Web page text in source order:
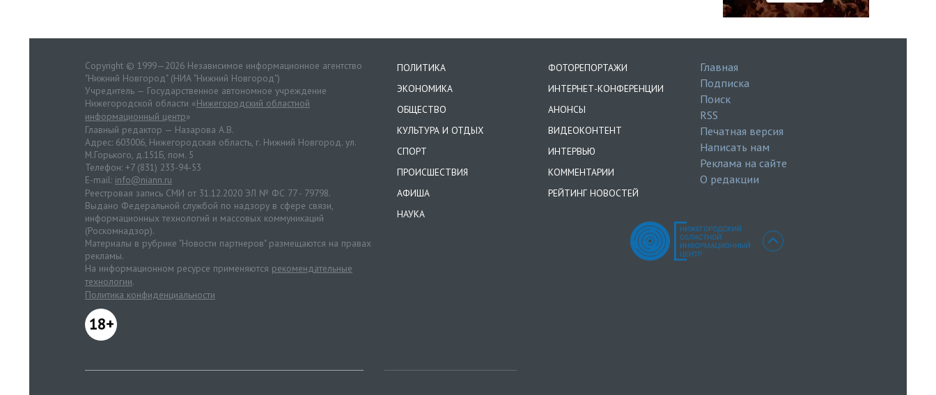
Copyright © 1999—2026 Независимое информационное агентство
"Нижний Новгород" (НИА "Нижний Новгород")
Учредитель — Государственное автономное учреждение
Нижегородской области «Нижегородский областной
информационный центр»
Главный редактор — Назарова А.В.
Адрес: 603006, Нижегородская область, г. Нижний Новгород. ул.
М.Горького, д.151Б, пом. 5
Телефон: +7 (831) 233-94-53
E-mail: info@niann.ru
Реестровая запись СМИ от 31.12.2020 ЭЛ № ФС 77 - 79798.
Выдано Федеральной службой по надзору в сфере связи,
информационных технологий и массовых коммуникаций
(Роскомнадзор).
Материалы в рубрике "Новости партнеров" размещаются на правах
рекламы.
На информационном ресурсе применяются рекомендательные
технологии.
Политика конфиденциальности
18+
ПОЛИТИКА
ЭКОНОМИКА
ОБЩЕСТВО
КУЛЬТУРА И ОТДЫХ
СПОРТ
ПРОИСШЕСТВИЯ
АФИША
НАУКА
ФОТОРЕПОРТАЖИ
ИНТЕРНЕТ-КОНФЕРЕНЦИИ
АНОНСЫ
ВИДЕОКОНТЕНТ
ИНТЕРВЬЮ
КОММЕНТАРИИ
РЕЙТИНГ НОВОСТЕЙ
Главная
Подписка
Поиск
RSS
Печатная версия
Написать нам
Реклама на сайте
О редакции